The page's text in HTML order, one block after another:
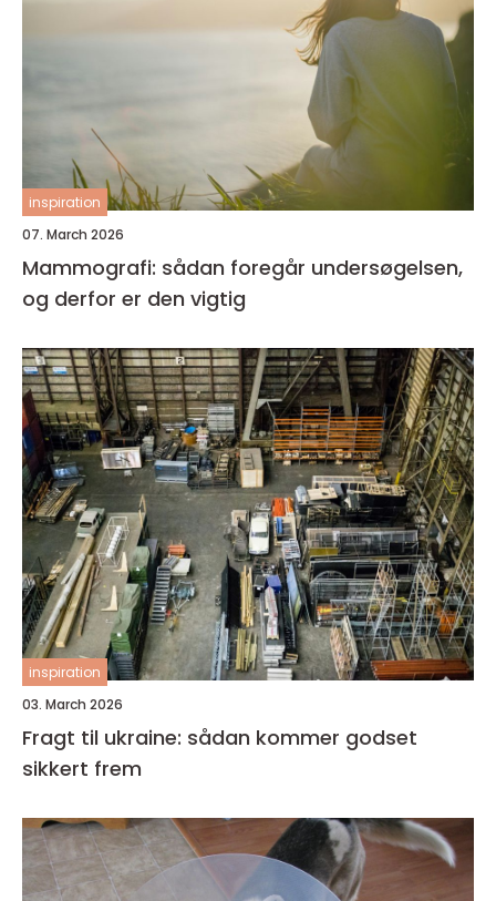
inspiration
07. March 2026
Mammografi: sådan foregår undersøgelsen,
og derfor er den vigtig
inspiration
03. March 2026
Fragt til ukraine: sådan kommer godset
sikkert frem